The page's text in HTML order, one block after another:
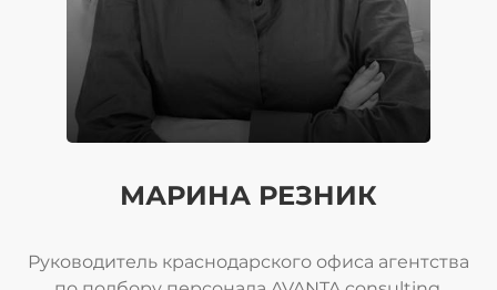
МАРИНА РЕЗНИК
Руководитель краснодарского офиса агентства